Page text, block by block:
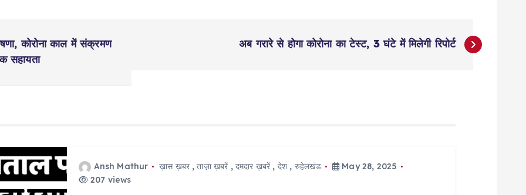
कोरोना काल में संक्रमण
सहायता
अब गरारे से होगा कोरोना का टेस्ट, 3 घंटे में मिलेगी रिपोर्ट
Ansh Mathur ख़ास ख़बर ,ताज़ा ख़बरें , दमदार ख़बरें , देश , रुहेलखंड
May 28, 2025
207 views